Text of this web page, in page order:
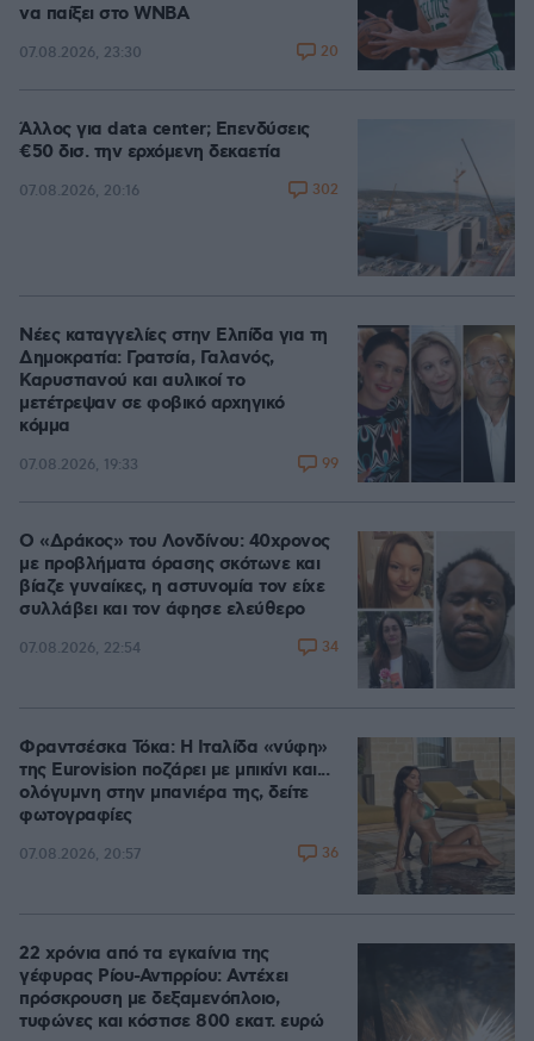
να παίξει στο WNBA
07.08.2026, 23:30 20
Άλλος για data center; Επενδύσεις
€50 δισ. την ερχόμενη δεκαετία
07.08.2026, 20:16 302
Νέες καταγγελίες στην Ελπίδα για τη
Δημοκρατία: Γρατσία, Γαλανός,
Καρυστιανού και αυλικοί το
μετέτρεψαν σε φοβικό αρχηγικό
κόμμα
07.08.2026, 19:33 99
Ο «Δράκος» του Λονδίνου: 40χρονος
με προβλήματα όρασης σκότωνε και
βίαζε γυναίκες, η αστυνομία τον είχε
συλλάβει και τον άφησε ελεύθερο
07.08.2026, 22:54 34
Φραντσέσκα Τόκα: Η Ιταλίδα «νύφη»
της Eurovision ποζάρει με μπικίνι και...
ολόγυμνη στην μπανιέρα της, δείτε
φωτογραφίες
07.08.2026, 20:57 36
22 χρόνια από τα εγκαίνια της
γέφυρας Ρίου-Αντιρρίου: Αντέχει
πρόσκρουση με δεξαμενόπλοιο,
τυφώνες και κόστισε 800 εκατ. ευρώ